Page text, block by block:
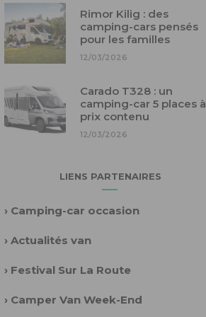
Rimor Kilig : des
camping-cars pensés
pour les familles
12/03/2026
Carado T328 : un
camping-car 5 places à
prix contenu
12/03/2026
LIENS PARTENAIRES
› Camping-car occasion
› Actualités van
› Festival Sur La Route
› Camper Van Week-End